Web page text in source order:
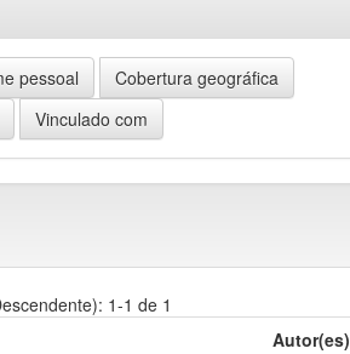
1-1 de 1
Autor(es)